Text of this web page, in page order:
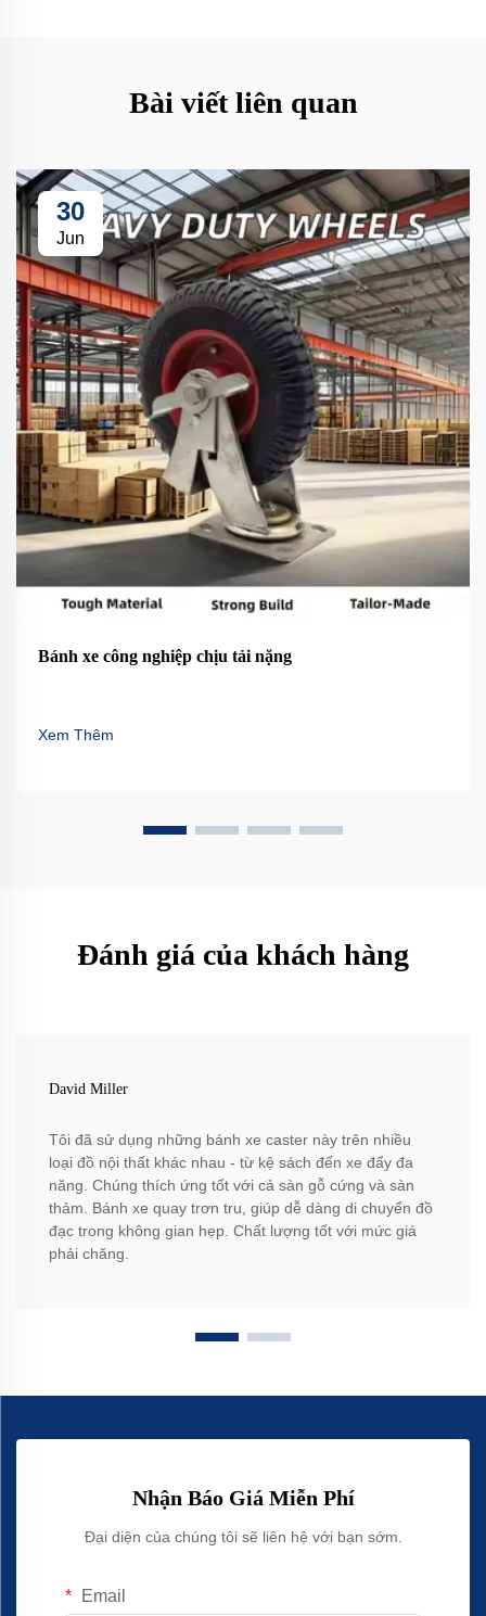
Bài viết liên quan
30
Jun
Bánh xe công nghiệp chịu tải nặng
Xem Thêm
Đánh giá của khách hàng
David Miller
Tôi đã sử dụng những bánh xe caster này trên nhiều
loại đồ nội thất khác nhau - từ kệ sách đến xe đẩy đa
năng. Chúng thích ứng tốt với cả sàn gỗ cứng và sàn
thảm. Bánh xe quay trơn tru, giúp dễ dàng di chuyển đồ
đạc trong không gian hẹp. Chất lượng tốt với mức giá
phải chăng.
Nhận Báo Giá Miễn Phí
Đại diện của chúng tôi sẽ liên hệ với bạn sớm.
Email